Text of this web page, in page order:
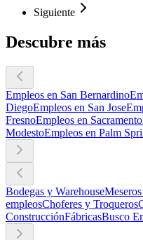
Siguiente
Descubre más
Empleos en San Bernardino
DiegoEmpleos en San Jose
FresnoEmpleos en Sacramento
ModestoEmpleos en Palm
Bodegas y Warehouse
empleosChoferes y Troqueros
ConstrucciónFábricasBusco